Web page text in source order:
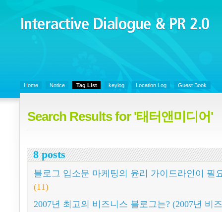
Interactive Dialogue &
PR 2.0
Home Notice Tag List keylog Location Log Guest Book
Search Results for '태터앤미디어'
8 posts
블로그 입소문 마케팅의 윤리 가이드라인이 필
(11)
2007년 최고의 비즈니스 블로그는? (2007년 비